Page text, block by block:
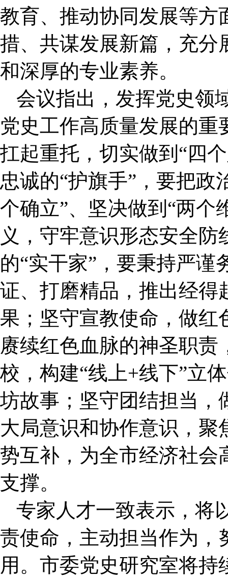
教育、推动协同发展等方
措、共谋发展新篇，充分
和深厚的专业素养。
会议指出，发挥党史领
党史工作高质量发展的
扛起重托，切实做到“四
忠诚的“护旗手”，要把政
个确立”、坚决做到“两个
义，守牢意识形态安全
的“实干家”，要秉持严
证、打磨精品，推出经得
果；坚守宣教使命，做红
赓续红色血脉的神圣职
校，构建“线上+线下”立
坊故事；坚守团结担当，
大局意识和协作意识，
势互补，为全市经济社会
支撑。
专家人才一致表示，将
责使命，主动担当作为，
用。市委党史研究室将